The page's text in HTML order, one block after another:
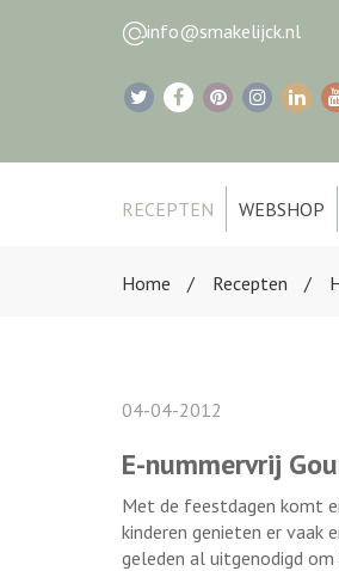
info@smakelijck.nl
RECEPTEN WEBSHOP
Home Recepten
04-04-2012
E-nummervrij
Met de feestdagen komt
kinderen genieten er vaak
geleden al uitgenodigd